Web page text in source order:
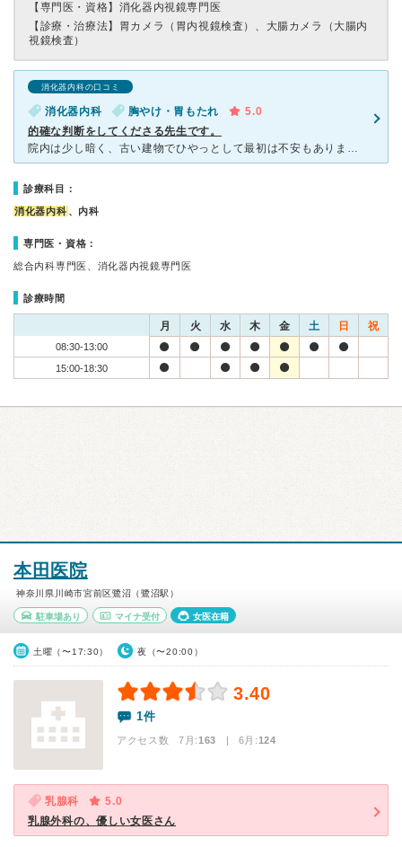
【専門医・資格】 消化器内視鏡専門医
【診療・治療法】 胃カメラ（胃内視鏡検査）、大腸カメラ（大腸内
視鏡検査）
消化器内科の口コミ
消化器内科 胸やけ・胃もたれ
5.0
的確な判断をしてくださる先生です。
院内は少し暗く、古い建物でひやっとして最初は不安もありましたが、看護師さんは先生の対応が明るく親切だったのでほっと一安心でした。 その時胃腸の調子が悪かったのですが、朝ごはんを食べていなければす
診療科目：
消化器内科 、内科
専門医・資格：
総合内科専門医、消化器内視鏡専門医
診療時間
月 火 水 木 金 土 日 祝
08:30-13:00
15:00-18:30
本田医院
神奈川県川崎市宮前区鷺沼（鷺沼駅）
駐車場あり マイナ受付 女医在籍
土曜（〜17:30） 夜（〜20:00）
3.40
1件
アクセス数 7月:163 | 6月:124
乳腺科
5.0
乳腺外科の、優しい女医さん